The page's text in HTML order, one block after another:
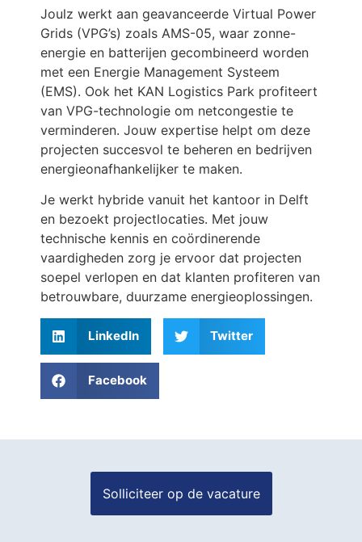
Joulz werkt aan geavanceerde Virtual Power
Grids (VPG’s) zoals AMS-05, waar zonne-
energie en batterijen gecombineerd worden
met een Energie Management Systeem
(EMS). Ook het KAN Logistics Park profiteert
van VPG-technologie om netcongestie te
verminderen. Jouw expertise helpt om deze
projecten succesvol te beheren en bedrijven
energieonafhankelijker te maken.
Je werkt hybride vanuit het kantoor in Delft
en bezoekt projectlocaties. Met jouw
technische kennis en coördinerende
vaardigheden zorg je ervoor dat projecten
soepel verlopen en dat klanten profiteren van
betrouwbare, duurzame energieoplossingen.
LinkedIn Twitter
Facebook